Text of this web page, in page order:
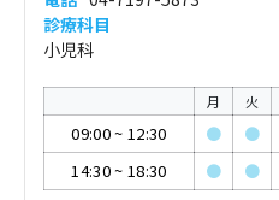
診療科目
小児科
月 火
09:00~ 12:30 ● ●
14:30~ 18:30 ● ●